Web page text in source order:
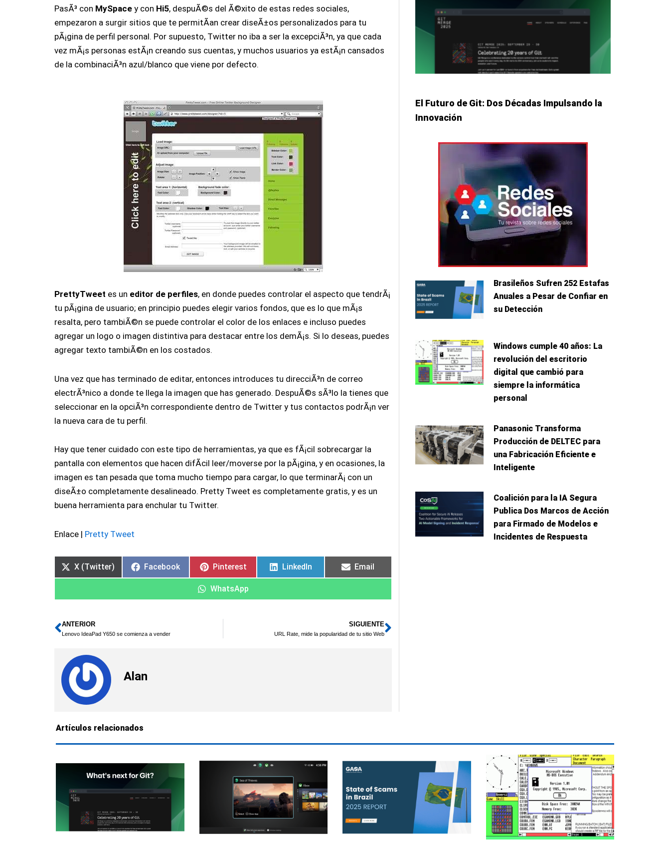
PasÃ³ con MySpace y con Hi5, despuÃ©s del Ã©xito de estas redes sociales,
empezaron a surgir sitios que te permitÃ­an crear diseÃ±os personalizados para tu
pÃ¡gina de perfil personal. Por supuesto, Twitter no iba a ser la excepciÃ³n, ya que cada
vez mÃ¡s personas estÃ¡n creando sus cuentas, y muchos usuarios ya estÃ¡n cansados
de la combinaciÃ³n azul/blanco que viene por defecto.
PrettyTweet es un editor de perfiles, en donde puedes controlar el aspecto que tendrÃ¡
tu pÃ¡gina de usuario; en principio puedes elegir varios fondos, que es lo que mÃ¡s
resalta, pero tambiÃ©n se puede controlar el color de los enlaces e incluso puedes
agregar un logo o imagen distintiva para destacar entre los demÃ¡s. Si lo deseas, puedes
agregar texto tambiÃ©n en los costados.
Una vez que has terminado de editar, entonces introduces tu direcciÃ³n de correo
electrÃ³nico a donde te llega la imagen que has generado. DespuÃ©s sÃ³lo la tienes que
seleccionar en la opciÃ³n correspondiente dentro de Twitter y tus contactos podrÃ¡n ver
la nueva cara de tu perfil.
Hay que tener cuidado con este tipo de herramientas, ya que es fÃ¡cil sobrecargar la
pantalla con elementos que hacen difÃ­cil leer/moverse por la pÃ¡gina, y en ocasiones, la
imagen es tan pesada que toma mucho tiempo para cargar, lo que terminarÃ¡ con un
diseÃ±o completamente desalineado. Pretty Tweet es completamente gratis, y es un
buena herramienta para enchular tu Twitter.
Enlace | Pretty Tweet
X (Twitter) Facebook Pinterest LinkedIn Email
WhatsApp
Ant
ANTERIOR
Lenovo IdeaPad Y650 se comienza a vender
SIGUIENTE
URL Rate, mide la popularidad de tu sitio WebSiguiente
Alan
El Futuro de Git: Dos Décadas Impulsando la
Innovación
Brasileños Sufren 252 Estafas
Anuales a Pesar de Confiar en
su Detección
Windows cumple 40 años: La
revolución del escritorio
digital que cambió para
siempre la informática
personal
Panasonic Transforma
Producción de DELTEC para
una Fabricación Eficiente e
Inteligente
Coalición para la IA Segura
Publica Dos Marcos de Acción
para Firmado de Modelos e
Incidentes de Respuesta
Artículos relacionados